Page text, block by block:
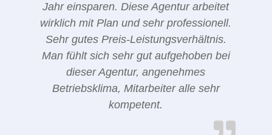
Jahr einsparen. Diese Agentur arbeitet
wirklich mit Plan und sehr professionell.
Sehr gutes Preis-Leistungsverhältnis.
Man fühlt sich sehr gut aufgehoben bei
dieser Agentur, angenehmes
Betriebsklima, Mitarbeiter alle sehr
kompetent.